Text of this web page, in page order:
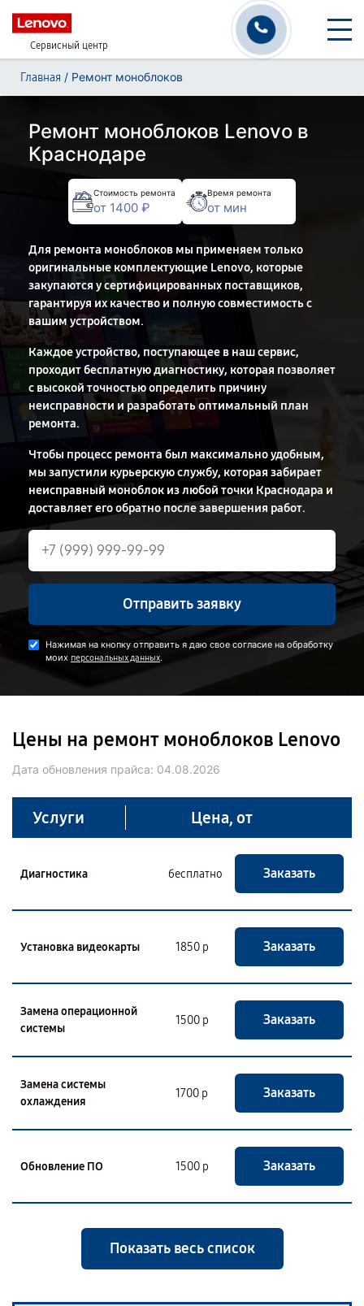
Сервисный центр
Главная / Ремонт моноблоков
Ремонт моноблоков Lenovo в
Краснодаре
Стоимость ремонта
от 1400 ₽
Время ремонта
от мин
Для ремонта моноблоков мы применяем только
оригинальные комплектующие Lenovo, которые
закупаются у сертифицированных поставщиков,
гарантируя их качество и полную совместимость с
вашим устройством.
Каждое устройство, поступающее в наш сервис,
проходит бесплатную диагностику, которая позволяет
с высокой точностью определить причину
неисправности и разработать оптимальный план
ремонта.
Чтобы процесс ремонта был максимально удобным,
мы запустили курьерскую службу, которая забирает
неисправный моноблок из любой точки Краснодара и
доставляет его обратно после завершения работ.
Отправить заявку
Нажимая на кнопку отправить я даю свое согласие на обработку
моих персональных данных.
Цены на ремонт моноблоков Lenovo
Дата обновления прайса: 04.08.2026
Услуги Цена, от
Диагностика бесплатно Заказать
Установка видеокарты 1850 р Заказать
Замена операционной
системы
1500 р Заказать
Замена системы
охлаждения
1700 р Заказать
Обновление ПО 1500 р Заказать
Показать весь список